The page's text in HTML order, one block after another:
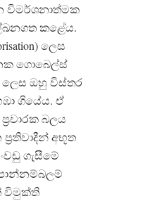
විමර්ශනාත්මක
කළේය.
ලෙස
ගොබෙල්ස්
ලෙස ඔහු විස්තර
ගියේය. ඒ
බලය
අභූත
ගැසීමේ
විමුක්ති